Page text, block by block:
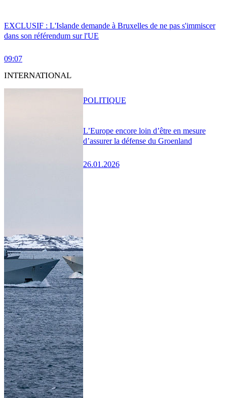
EXCLUSIF : L'Islande demande à Bruxelles de ne pas s'immiscer
dans son référendum sur l'UE
09:07
INTERNATIONAL
L’Europe encore loin d’être en mesure
d’assurer la défense du Groenland
26.01.2026
POLITIQUE